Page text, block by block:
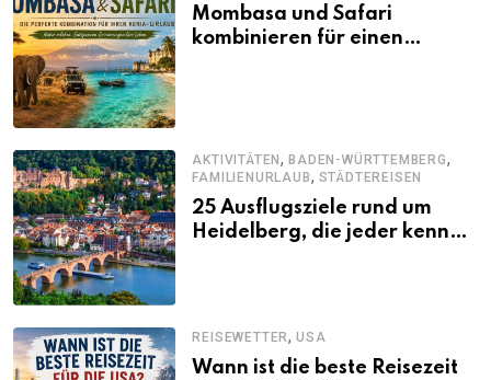
Mombasa und Safari
kombinieren für einen
AKTIVITÄTEN,BADEN-WÜRTTEMBERG,
FAMILIENURLAUB, STÄDTEREISEN
25 Ausflugsziele rund um
Heidelberg, die jeder kennen
REISEWETTER,USA
Wann ist die beste Reisezeit